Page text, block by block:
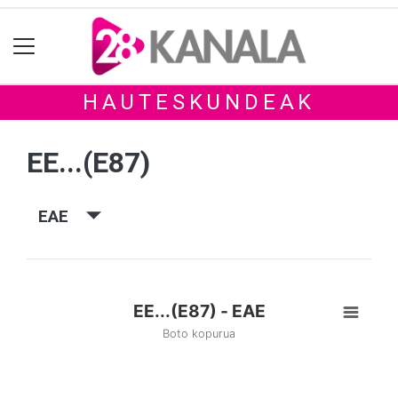
HAUTESKUNDEAK
EE...(E87)
EAE
EE...(E87) - EAE
Boto kopurua